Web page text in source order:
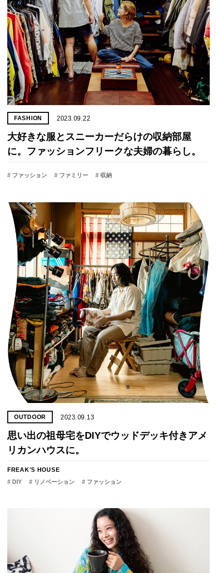
FASHION 2023.09.22
大好きな服とスニーカーだらけの収納部屋
に。ファッションフリークな夫婦の暮らし。
# ファッション # ファミリー # 収納
OUTDOOR 2023.09.13
思い出の祖母宅をDIYでウッドデッキ付きアメ
リカンハウスに。
FREAK'S HOUSE
# DIY
# リノベーション # ファッション